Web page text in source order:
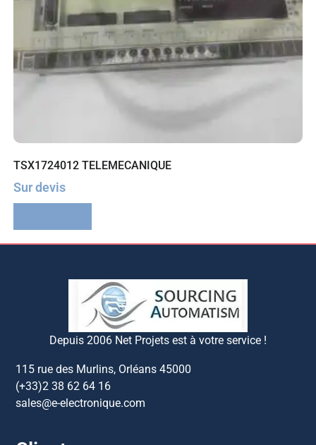
TSX1724012 TELEMECANIQUE
Sur devis
Depuis 2006 Net Projets est à votre service !
115 rue des Murlins, Orléans 45000
(+33)2 38 62 64 16
sales@e-electronique.com